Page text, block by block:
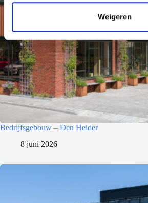
t
Weigeren
Bedrijfsgebouw – Den Helder
8 juni 2026